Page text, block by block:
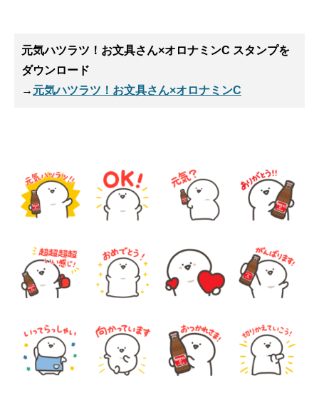
元気ハツラツ！お文具さん×オロナミンC スタンプを
ダウンロード
→ 元気ハツラツ！お文具さん×オロナミンC